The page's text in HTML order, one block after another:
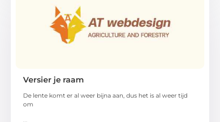
Versier je raam
De lente komt er al weer bijna aan, dus het is al weer tijd
om